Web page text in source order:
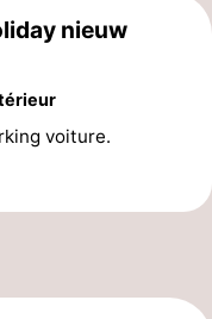
nieuw
voiture.